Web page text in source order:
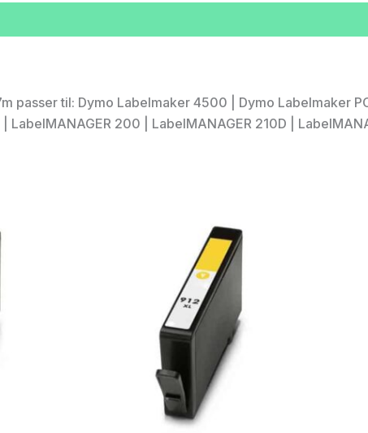
passer til: Dymo Labelmaker 4500 | Dymo Labelmaker
LabelMANAGER 200 | LabelMANAGER 210D |